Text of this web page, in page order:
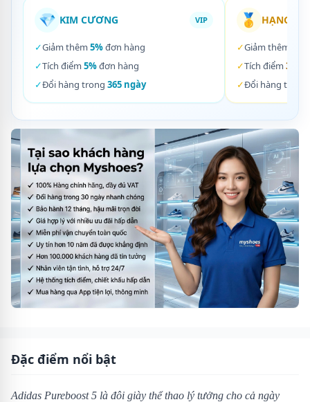
💎 KIM CƯƠNG VIP
✓Giảm thêm 5%đơn hàng
✓Tích điểm 5%đơn hàng
✓Đổi hàng trong 365 ngày
🥇 HẠNG
✓Giảm thêm
✓Tích điểm 3%
✓Đổi hàng trong
Đặc điểm nổi bật
Adidas Pureboost 5 là đôi giày thể thao lý tưởng cho cả ngày